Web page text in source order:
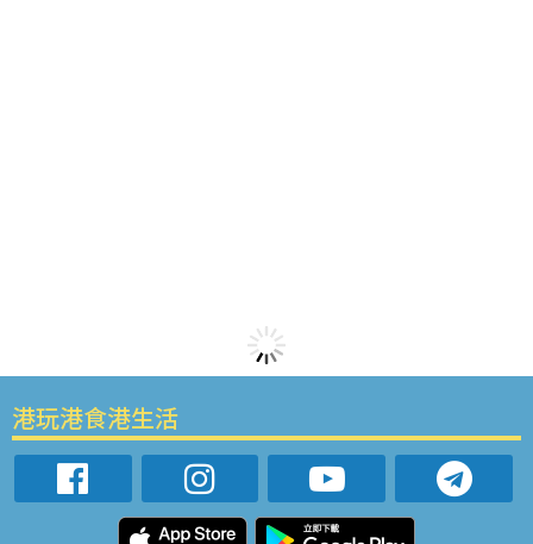
港玩港食港生活